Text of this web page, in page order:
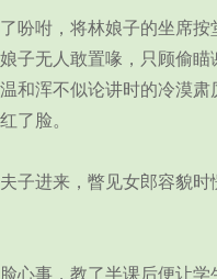
咐，将林娘子的坐席按
子无人敢置喙，只顾偷瞄
和浑不似论讲时的冷漠肃
了脸。
进来，瞥见女郎容貌时
事，教了半课后便让学